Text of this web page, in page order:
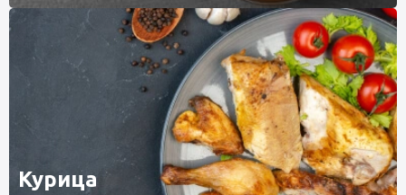
Курица